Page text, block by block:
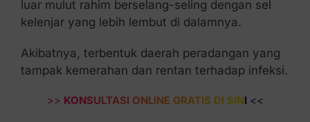
luar mulut rahim berselang-seling dengan sel
kelenjar yang lebih lembut di dalamnya.
Akibatnya, terbentuk daerah peradangan yang
tampak kemerahan dan rentan terhadap infeksi.
>> KONSULTASI ONLINE GRATIS DI SINI <<